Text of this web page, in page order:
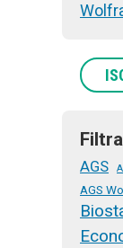
AGS
AGS